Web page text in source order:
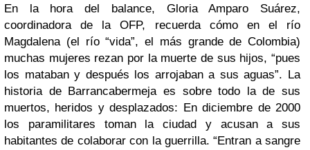
En la hora del balance, Gloria Amparo Suárez,
coordinadora de la OFP, recuerda cómo en el río
Magdalena (el río “vida”, el más grande de Colombia)
muchas mujeres rezan por la muerte de sus hijos, “pues
los mataban y después los arrojaban a sus aguas”. La
historia de Barrancabermeja es sobre todo la de sus
muertos, heridos y desplazados: En diciembre de 2000
los paramilitares toman la ciudad y acusan a sus
habitantes de colaborar con la guerrilla. “Entran a sangre